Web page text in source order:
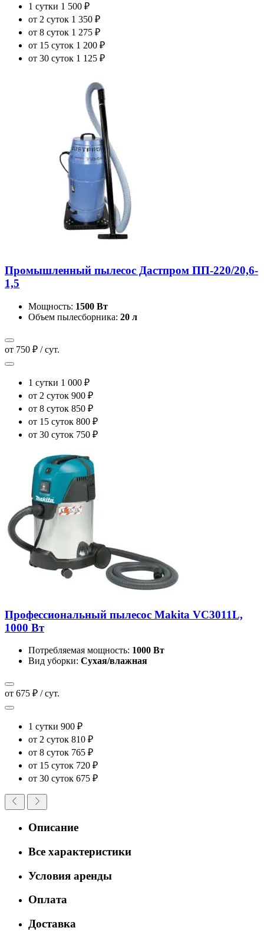
1 сутки 1 500 ₽
от 2 суток 1 350 ₽
от 8 суток 1 275 ₽
от 15 суток 1 200 ₽
от 30 суток 1 125 ₽
Промышленный пылесос Дастпром ПП-220/20,6-
1,5
Мощность: 1500 Вт
Объем пылесборника: 20 л
от 750 ₽ / сут.
1 сутки 1 000 ₽
от 2 суток 900 ₽
от 8 суток 850 ₽
от 15 суток 800 ₽
от 30 суток 750 ₽
Профессиональный пылесос Makita VC3011L,
1000 Вт
Потребляемая мощность: 1000 Вт
Вид уборки: Сухая/влажная
от 675 ₽ / сут.
1 сутки 900 ₽
от 2 суток 810 ₽
от 8 суток 765 ₽
от 15 суток 720 ₽
от 30 суток 675 ₽
Описание
Все характеристики
Условия аренды
Оплата
Доставка